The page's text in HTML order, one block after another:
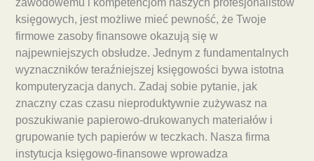
zawodowemu i kompetencjom naszych profesjonalistów
księgowych, jest możliwe mieć pewność, że Twoje
firmowe zasoby finansowe okazują się w
najpewniejszych obsłudze. Jednym z fundamentalnych
wyznaczników teraźniejszej księgowości bywa istotna
komputeryzacja danych. Zadaj sobie pytanie, jak
znaczny czas czasu nieproduktywnie zużywasz na
poszukiwanie papierowo-drukowanych materiałów i
grupowanie tych papierów w teczkach. Nasza firma
instytucja księgowo-finansowe wprowadza